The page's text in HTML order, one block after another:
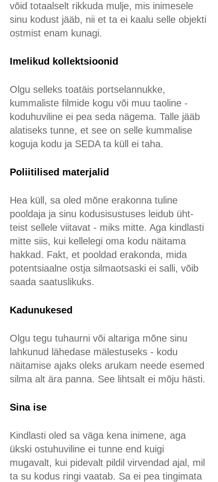
võid totaalselt rikkuda mulje, mis inimesele
sinu kodust jääb, nii et ta ei kaalu selle objekti
ostmist enam kunagi.
Imelikud kollektsioonid
Olgu selleks toatäis portselannukke,
kummaliste filmide kogu või muu taoline -
koduhuviline ei pea seda nägema. Talle jääb
alatiseks tunne, et see on selle kummalise
koguja kodu ja SEDA ta küll ei taha.
Poliitilised materjalid
Hea küll, sa oled mõne erakonna tuline
pooldaja ja sinu kodusisustuses leidub üht-
teist sellele viitavat - miks mitte. Aga kindlasti
mitte siis, kui kellelegi oma kodu näitama
hakkad. Fakt, et pooldad erakonda, mida
potentsiaalne ostja silmaotsaski ei salli, võib
saada saatuslikuks.
Kadunukesed
Olgu tegu tuhaurni või altariga mõne sinu
lahkunud lähedase mälestuseks - kodu
näitamise ajaks oleks arukam neede esemed
silma alt ära panna. See lihtsalt ei mõju hästi.
Sina ise
Kindlasti oled sa väga kena inimene, aga
ükski ostuhuviline ei tunne end kuigi
mugavalt, kui pidevalt pildil virvendad ajal, mil
ta su kodus ringi vaatab. Sa ei pea tingimata